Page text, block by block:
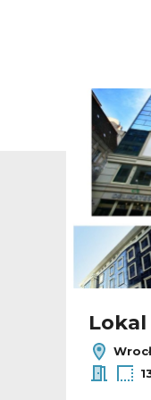
do ulubionych